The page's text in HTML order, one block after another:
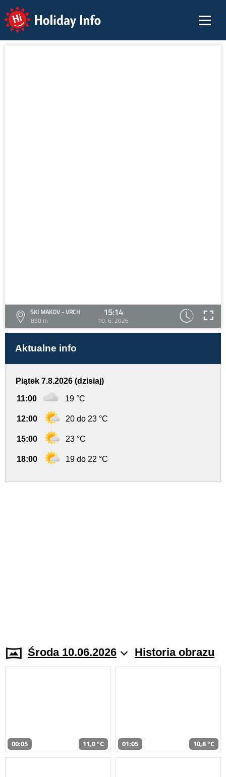
Holiday Info
SKI MAKOV - VRCH
890 m
15:14
10. 6. 2026
Aktualne info
Piątek 7.8.2026 (dzisiaj)
11:00 19 °C
12:00 20 do 23 °C
15:00 23 °C
18:00 19 do 22 °C
Środa 10.06.2026 Historia obrazu
00:05 11,0 °C 01:05 10,8 °C